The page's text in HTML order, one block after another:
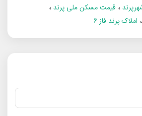
قیمت مسکن ملی پرند
املاک پرند فاز 6